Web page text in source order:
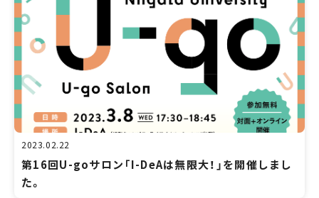
2023.02.22
第16回U-goサロン「I-DeAは無限大！」を開催しまし
た。